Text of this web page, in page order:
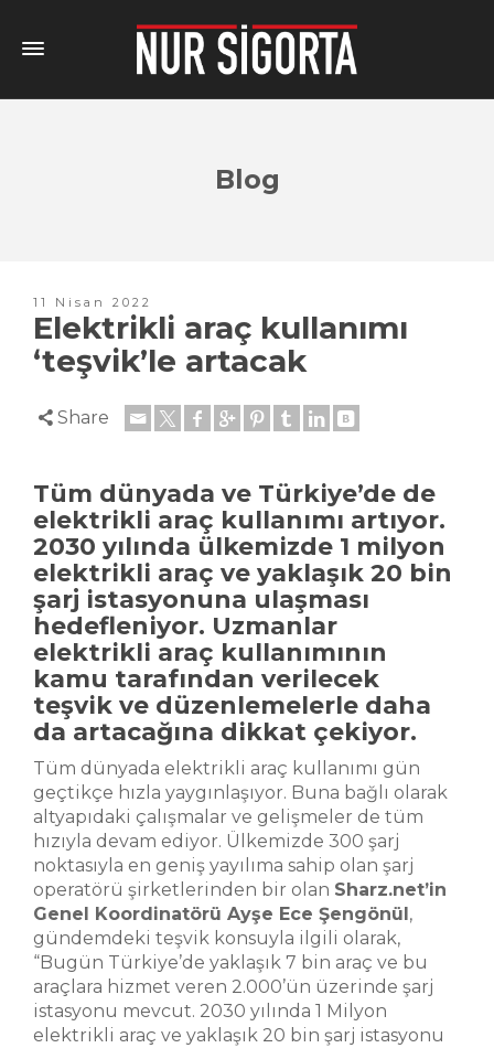
Blog
11 Nisan 2022
Elektrikli araç kullanımı
‘teşvik’le artacak
Share
Tüm dünyada ve Türkiye’de de
elektrikli araç kullanımı artıyor.
2030 yılında ülkemizde 1 milyon
elektrikli araç ve yaklaşık 20 bin
şarj istasyonuna ulaşması
hedefleniyor. Uzmanlar
elektrikli araç kullanımının
kamu tarafından verilecek
teşvik ve düzenlemelerle daha
da artacağına dikkat çekiyor.
Tüm dünyada elektrikli araç kullanımı gün
geçtikçe hızla yaygınlaşıyor. Buna bağlı olarak
altyapıdaki çalışmalar ve gelişmeler de tüm
hızıyla devam ediyor. Ülkemizde 300 şarj
noktasıyla en geniş yayılıma sahip olan şarj
operatörü şirketlerinden bir olan Sharz.net’in
Genel Koordinatörü Ayşe Ece Şengönül,
gündemdeki teşvik konsuyla ilgili olarak,
“Bugün Türkiye’de yaklaşık 7 bin araç ve bu
araçlara hizmet veren 2.000’ün üzerinde şarj
istasyonu mevcut. 2030 yılında 1 Milyon
elektrikli araç ve yaklaşık 20 bin şarj istasyonu